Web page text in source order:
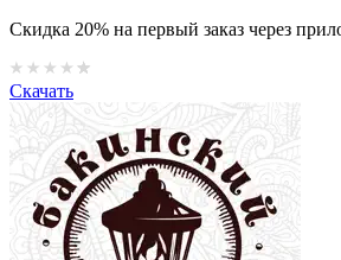
Скидка 20% на первый заказ через
Скачать